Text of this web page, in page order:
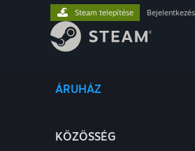
ÁRUHÁZ
KÖZÖSSÉG
Steam telepítése Bejelentkezés